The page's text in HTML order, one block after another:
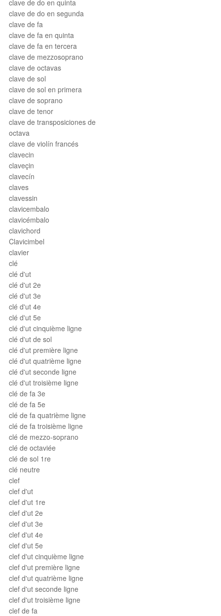
clave de do en quinta
clave de do en segunda
clave de fa
clave de fa en quinta
clave de fa en tercera
clave de mezzosoprano
clave de octavas
clave de sol
clave de sol en primera
clave de soprano
clave de tenor
clave de transposiciones de
octava
clave de violín francés
clavecin
claveçin
clavecín
claves
clavessin
clavicembalo
clavicémbalo
clavichord
Clavicimbel
clavier
clé
clé d'ut
clé d'ut 2e
clé d'ut 3e
clé d'ut 4e
clé d'ut 5e
clé d'ut cinquième ligne
clé d'ut de sol
clé d'ut première ligne
clé d'ut quatrième ligne
clé d'ut seconde ligne
clé d'ut troisième ligne
clé de fa 3e
clé de fa 5e
clé de fa quatrième ligne
clé de fa troisième ligne
clé de mezzo-soprano
clé de octaviée
clé de sol 1re
clé neutre
clef
clef d'ut
clef d'ut 1re
clef d'ut 2e
clef d'ut 3e
clef d'ut 4e
clef d'ut 5e
clef d'ut cinquième ligne
clef d'ut première ligne
clef d'ut quatrième ligne
clef d'ut seconde ligne
clef d'ut troisième ligne
clef de fa